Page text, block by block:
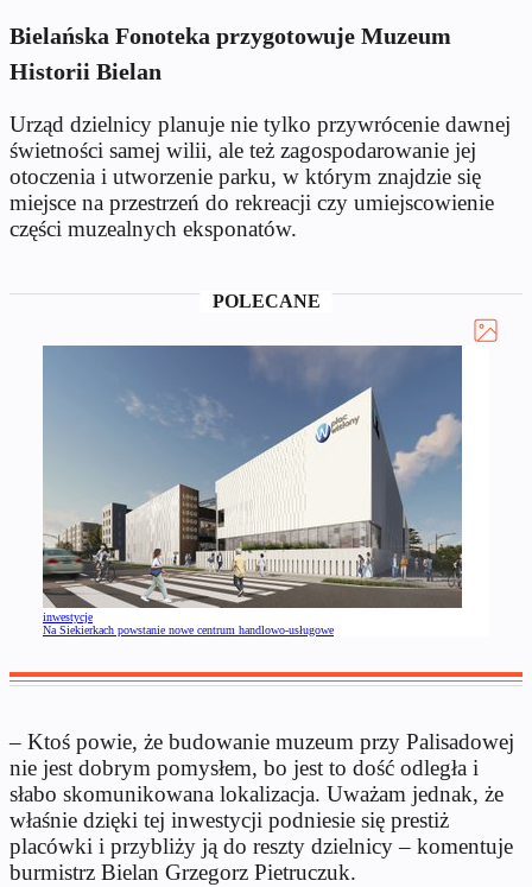
Bielańska Fonoteka przygotowuje Muzeum
Historii Bielan
Urząd dzielnicy planuje nie tylko przywrócenie dawnej
świetności samej wilii, ale też zagospodarowanie jej
otoczenia i utworzenie parku, w którym znajdzie się
miejsce na przestrzeń do rekreacji czy umiejscowienie
części muzealnych eksponatów.
POLECANE
inwestycje
Na Siekierkach powstanie nowe centrum handlowo-usługowe
– Ktoś powie, że budowanie muzeum przy Palisadowej
nie jest dobrym pomysłem, bo jest to dość odległa i
słabo skomunikowana lokalizacja. Uważam jednak, że
właśnie dzięki tej inwestycji podniesie się prestiż
placówki i przybliży ją do reszty dzielnicy – komentuje
burmistrz Bielan Grzegorz Pietruczuk.